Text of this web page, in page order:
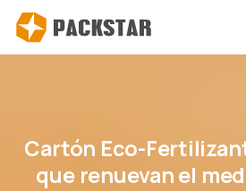
Cartón Eco-
que renuevanel